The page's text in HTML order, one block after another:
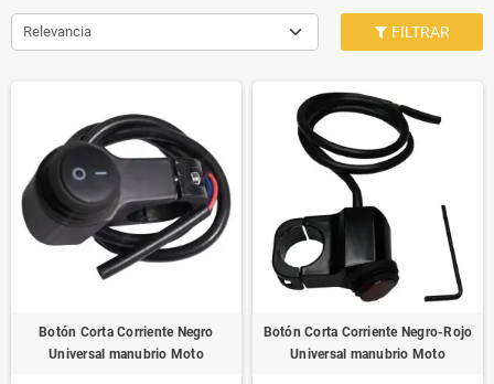
Relevancia FILTRAR
Botón Corta Corriente Negro
Universal manubrio Moto
Botón Corta Corriente Negro-Rojo
Universal manubrio Moto